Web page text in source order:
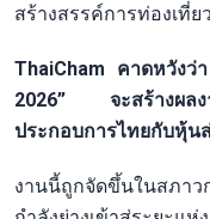
สร้างสรรค์การท่องเที่
ThaiCham คาดหวัง
2026” จะสร้างผลงา
ประกอบการไทยกับหุ้น
งานนี้ถูกจัดขึ้นในสภา